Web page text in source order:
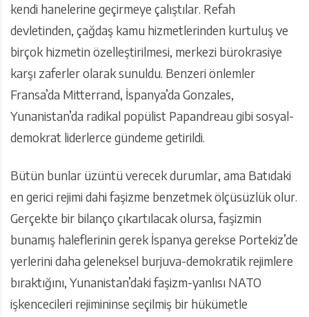
kendi hanelerine geçirmeye çalıştılar. Refah
devletinden, çağdaş kamu hizmetlerinden kurtuluş ve
birçok hizmetin özelleştirilmesi, merkezi bürokrasiye
karşı zaferler olarak sunuldu. Benzeri önlemler
Fransa’da Mitterrand, İspanya’da Gonzales,
Yunanistan’da radikal popülist Papandreau gibi sosyal-
demokrat liderlerce gündeme getirildi.
Bütün bunlar üzüntü verecek durumlar, ama Batıdaki
en gerici rejimi dahi faşizme benzetmek ölçüsüzlük olur.
Gerçekte bir bilanço çıkartılacak olursa, faşizmin
bunamış haleflerinin gerek İspanya gerekse Portekiz’de
yerlerini daha geleneksel burjuva-demokratik rejimlere
bıraktığını, Yunanistan’daki faşizm-yanlısı NATO
işkencecileri rejimininse seçilmiş bir hükümetle